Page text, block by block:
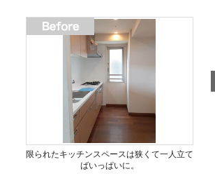
限られたキッチンスペースは狭くて一人立て
ばいっぱいに。